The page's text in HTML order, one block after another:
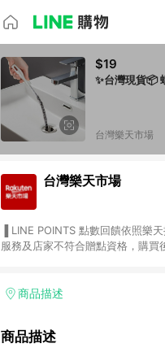
$19
✨台灣現貨📦
台灣樂天市場
台灣樂天市場
服務及店家不符合贈點資格，購
享有 LINE POINTS 回饋。 (3) 若購買之訂單（包含預購商品）未符合樂天市場 45 天內完成訂單出貨及結帳，則不符
會有時間差，如顯示之商品規格、顏
商品描述
商品描述